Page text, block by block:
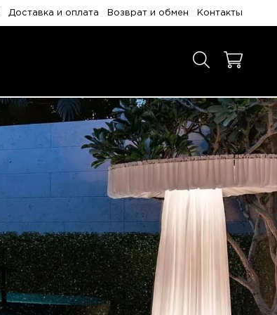
Доставка и оплата Возврат и обмен Контакты